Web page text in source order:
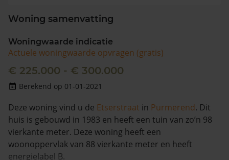
Woning samenvatting
Woningwaarde indicatie
Actuele woningwaarde opvragen (gratis)
€ 225.000 - € 300.000
Berekend op 01-01-2021
Deze woning vind u de Etserstraat in Purmerend. Dit
huis is gebouwd in 1983 en heeft een tuin van zo’n 98
vierkante meter. Deze woning heeft een
woonoppervlak van 88 vierkante meter en heeft
energielabel B.